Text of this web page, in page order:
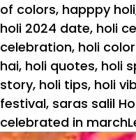
of colors, happpy holi
holi 2024 date, holi
celebration, holi
hai, holi quotes, holi
story, holi tips, holi
festival, saras salil
celebrated in march